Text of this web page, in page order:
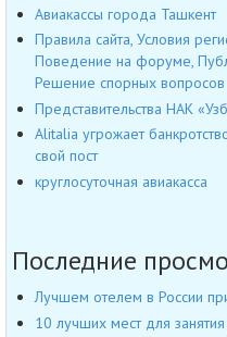
Авиакассы города Ташкент
Правила сайта, Условия
Поведение на форуме,
Решение спорных вопросов
Представительства НАК
Alitalia угрожает
свой пост
круглосуточная авиакасса
Последние
Лучшем отелем в России
10 лучших мест для